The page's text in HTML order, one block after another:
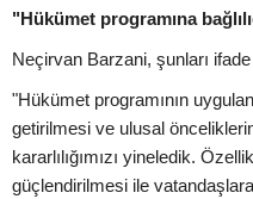
"Hükümet programına
Neçirvan Barzani, şunları
"Hükümet programının
getirilmesi ve ulusal
kararlılığımızı yineledik.
güçlendirilmesi ile